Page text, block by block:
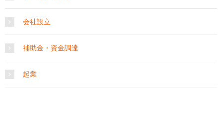
会社設立
補助金・資金調達
起業